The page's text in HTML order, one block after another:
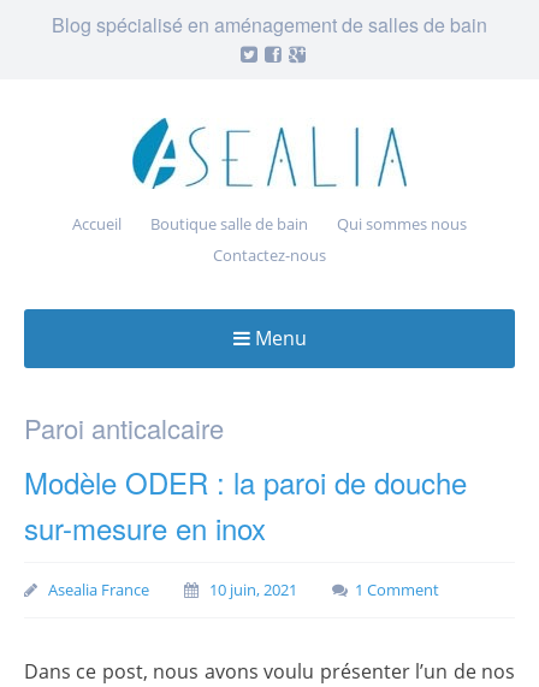
Blog spécialisé en aménagement de salles de bain
Accueil Boutique salle de bain
Qui sommes nous
Contactez-nous
Menu
content
Paroi anticalcaire
Modèle ODER : la paroi de douche
sur-mesure en inox
Asealia France 10 juin, 2021 1 Comment
Dans ce post, nous avons voulu présenter l’un de nos